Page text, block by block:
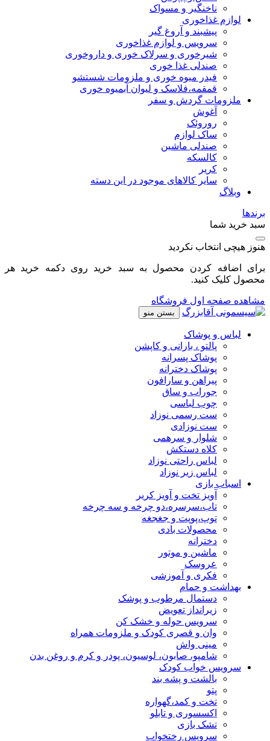
ناخنگیر و مسواک
لوازم غذاخوری
پیشبند و آروغ گیر
سرویس و لوازم غذاخوری
شیرخوری و سرلاک خوری و داروخوری
صندلی غذا خوری
فیدر میوه خوری و ملزومات شستشو
قمقمه،فلاسک و لیوان آبمیوه خوری
ملزومات گردش و سفر
آغوش
روروئک
ساک لوازم
صندلی ماشین
کالسکه
کریر
سایر کالاهای موجود در این دسته
وبلاگ
برندها
سبد خرید شما
هنوز هیچی انتخاب نکردید
برای اضافه کردن محصول به سبد خرید روی دکمه خرید هر
محصول کلیک کنید.
مشاهده صفحه اول فروشگاه
بستن منو
لباس و پوشاک
پالتو ، بارانی و کاپشن
پوشاک پسرانه
پوشاک دخترانه
پیراهن و سارافون
جوراب و ساق
چوب لباسی
ست رسمی نوزاد
ست نوزادی
شلوار و سرهمی
کلاه دستکش
لباس راحتی نوزاد
لباس زیر نوزاد
اسباب بازی
آویز تخت و آویز کریر
تاب،سرسره،دو چرخه و سه چرخه
توپ،پوپت و جغجغه
محصولات بادی
دخترانه
ماشین و موتور
عروسک
فکری و آموزشی
بهداشت و حمام
دستمال مرطوب و پوشک
زیرانداز تعویض
سرویس حوله و خشک کن
وان و قصری کودک و ملزومات همراه
مینی واش
شامپو، صابون، لوسیون، پودر و کرم و روغن بدن
سرویس خواب کودک
بالشت و پشه بند
پتو
تخت و کمد،گهواره
اکسسوری و تابلو
تشک بازی
سرویس رختخواب